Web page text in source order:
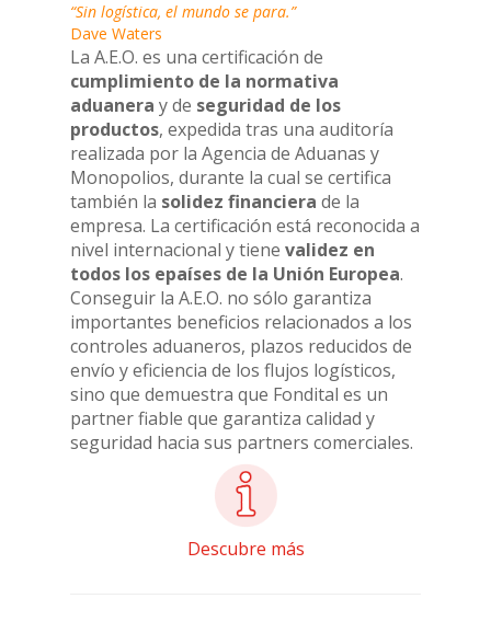
“Sin logística, el mundo se para.”
Dave Waters
La A.E.O. es una certificación de
cumplimiento de la normativa
aduanera y de seguridad de los
productos, expedida tras una auditoría
realizada por la Agencia de Aduanas y
Monopolios, durante la cual se certifica
también la solidez financiera de la
empresa. La certificación está reconocida a
nivel internacional y tiene validez en
todos los epaíses de la Unión Europea.
Conseguir la A.E.O. no sólo garantiza
importantes beneficios relacionados a los
controles aduaneros, plazos reducidos de
envío y eficiencia de los flujos logísticos,
sino que demuestra que Fondital es un
partner fiable que garantiza calidad y
seguridad hacia sus partners comerciales.
Descubre más